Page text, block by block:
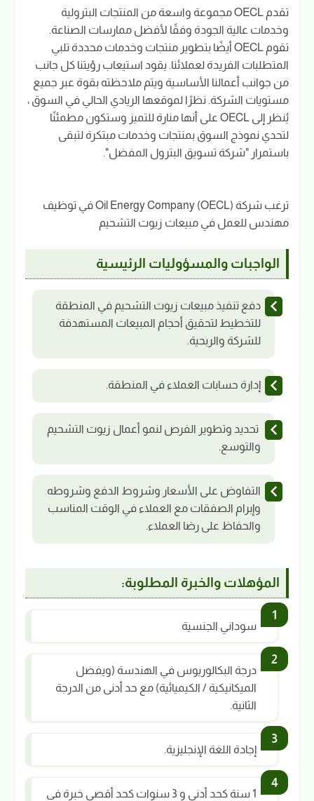
تقدم OECL مجموعة واسعة من المنتجات البترولية
وخدمات عالية الجودة وفقًا لأفضل ممارسات الصناعة.
تقوم OECL أيضًا بتطوير منتجات وخدمات محددة تلبي
المتطلبات الفريدة لعملائنا. يقود استيعاب رؤيتنا كل جانب
من جوانب أعمالنا الأساسية ويتم ملاحظته بقوة عبر جميع
مستويات الشركة. نظرًا لموقعها الريادي الحالي في السوق ،
يُنظر إلى OECL على أنها منارة للتميز وستكون مطمئنًا
لتحدي نموذج السوق بمنتجات وخدمات مبتكرة لتبقى
باستمرار "شركة تسويق البترول المفضل".
ترغب شركة Oil Energy Company (OECL) في توظيف
مهندس للعمل في مبيعات زيوت التشحيم
الواجبات والمسؤوليات الرئيسية
دفع تنفيذ مبيعات زيوت التشحيم في المنطقة
للتخطيط لتحقيق أحجام المبيعات المستهدفة
للشركة والربحية.
إدارة حسابات العملاء في المنطقة.
تحديد وتطوير الفرص لنمو أعمال زيوت التشحيم
والتوسع.
التفاوض على الأسعار وشروط الدفع وشروطه
وإبرام الصفقات مع العملاء في الوقت المناسب
والحفاظ على رضا العملاء.
المؤهلات والخبرة المطلوبة:
سوداني الجنسية
درجة البكالوريوس في الهندسة (ويفضل
الميكانيكية / الكيميائية) مع حد أدنى من الدرجة
الثانية.
إجادة اللغة الإنجليزية.
1 سنة كحد أدنى و 3 سنوات كحد أقصى خبرة في